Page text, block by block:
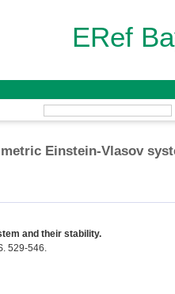
ERef
Einstein-Vlasov
and their stability.
529-546.